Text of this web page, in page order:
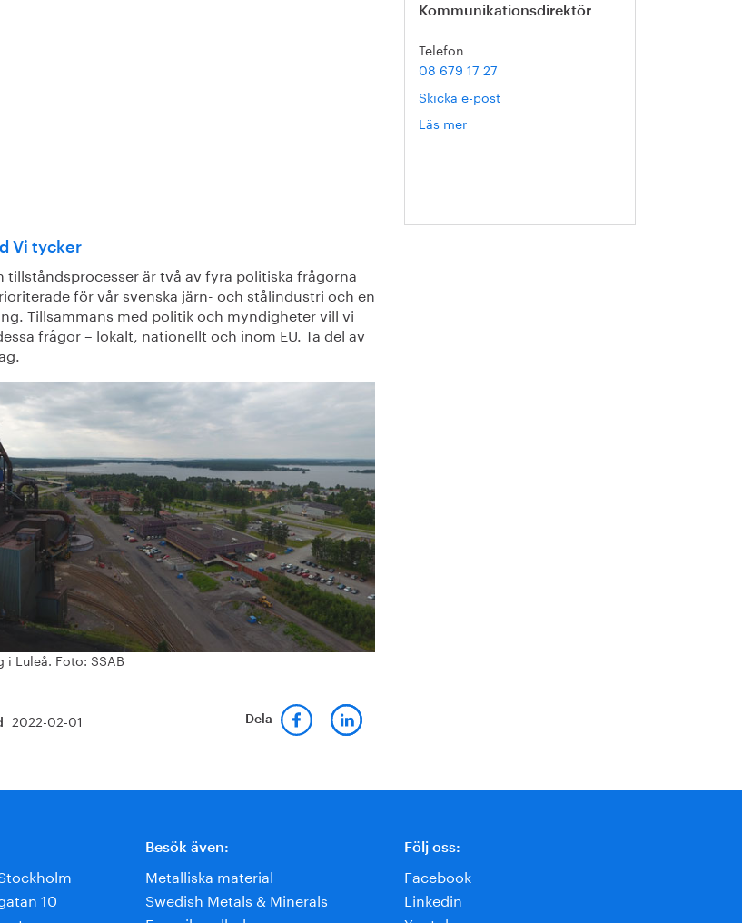
Vi tycker
tillståndsprocesser är två av fyra politiska frågorna
för vår svenska järn- och stålindustri och en
Tillsammans med politik och myndigheter vill vi
frågor – lokalt, nationellt och inom EU. Ta del av
i Luleå. Foto: SSAB
2022-02-01 Dela
Kommunikationsdirektör
Telefon
08 679 17 27
Skicka e-post
Läs mer
10
Besök även:
Metalliska material
Swedish Metals & Minerals
Följ oss:
Facebook
Linkedin